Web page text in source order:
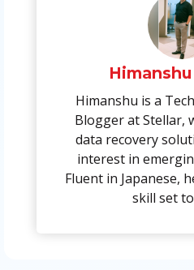
Himanshu is a
Blogger at Stellar,
data recovery
interest in
Fluent in Japanese,
skill set